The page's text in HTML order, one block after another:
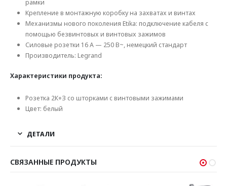
рамки
Крепление в монтажную коробку на захватах и винтах
Механизмы нового поколения Etika: подключение кабеля с
помощью безвинтовых и винтовых зажимов
Силовые розетки 16 A — 250 В~, немецкий стандарт
Производитель: Legrand
Характеристики продукта:
Розетка 2К+З со шторками с винтовыми зажимами
Цвет: белый
ДЕТАЛИ
СВЯЗАННЫЕ ПРОДУКТЫ